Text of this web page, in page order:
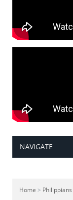
NAVIGATE
Home > Philippians